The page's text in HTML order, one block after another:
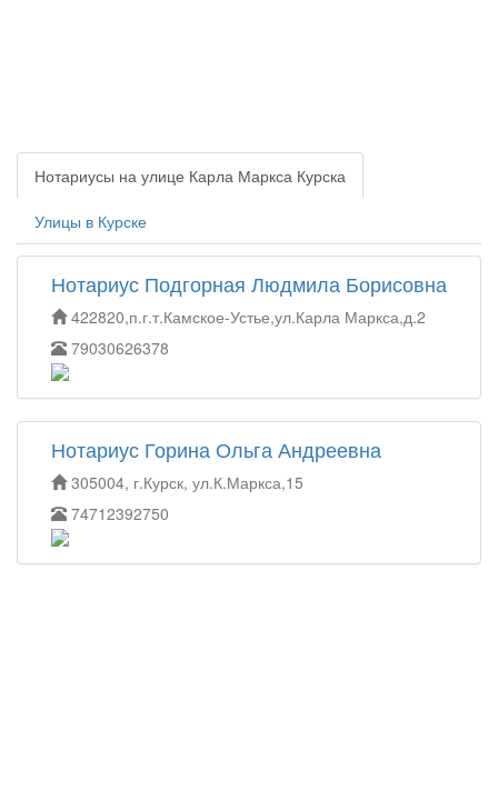
Нотариусы на улице Карла Маркса Курска
Улицы в Курске
Нотариус Подгорная Людмила Борисовна
422820,п.г.т.Камское-Устье,ул.Карла Маркса,д.2
79030626378
Нотариус Горина Ольга Андреевна
305004, г.Курск, ул.К.Маркса,15
74712392750